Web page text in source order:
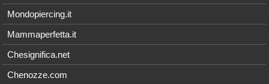
Mondopiercing.it
Mammaperfetta.it
Chesignifica.net
Chenozze.com